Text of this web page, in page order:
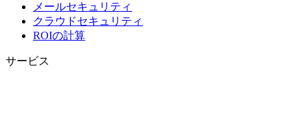
メールセキュリティ
クラウドセキュリティ
ROIの計算
サービス